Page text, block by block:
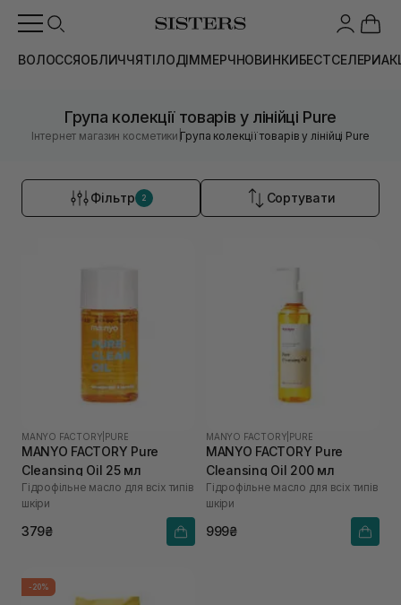
ВОЛОССЯОБЛИЧЧЯТІЛОДІММЕРЧНОВИНКИБЕСТСЕЛЕРИ
Група колекції товарів у лінійці Pure
Інтернет магазин косметики |Група колекції товарів у лінійці Pure
Фільтр 2 Сортувати
MANYO FACTORY PURE
MANYO FACTORY Pure
Cleansing Oil 25 мл
Гідрофільне масло для всіх типів
шкіри
379₴
MANYO FACTORY PURE
MANYO FACTORY Pure
Cleansing Oil 200 мл
Гідрофільне масло для всіх типів
шкіри
999₴
-20%